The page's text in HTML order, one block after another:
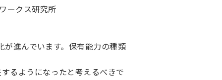
クス研究所
進んでいます。保有能力の種類
るようになったと考えるべきで